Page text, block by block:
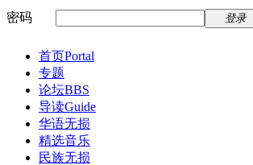
密码
登录
首页Portal
专题
论坛BBS
导读Guide
华语无损
精选音乐
民族无损